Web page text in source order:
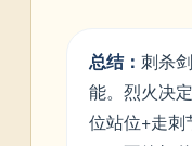
总结： 刺杀
能。烈火决
位站位+走